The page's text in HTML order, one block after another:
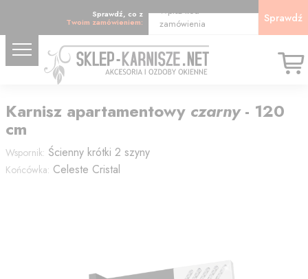
Sprawdź, co z
Twoim zamówieniem:
Wpisz kod
zamówienia
Sprawdź
Karnisz apartamentowy czarny- 120
cm
Wspornik: Ścienny krótki 2 szyny
Końcówka: Celeste Cristal